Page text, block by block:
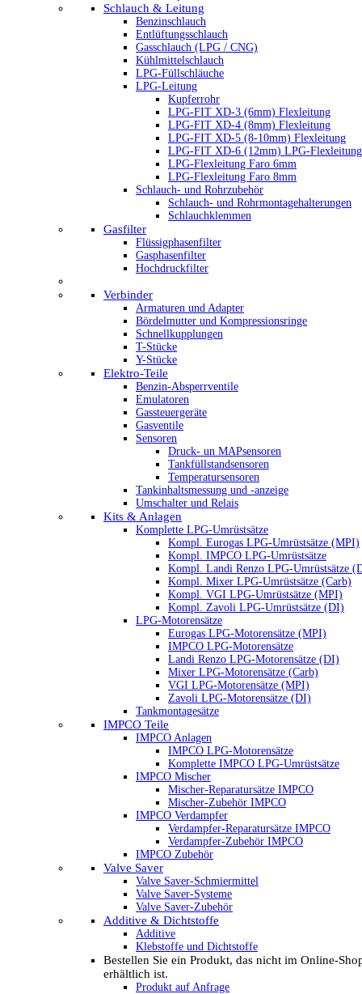
Schlauch & Leitung
Benzinschlauch
Entlüftungsschlauch
Gasschlauch (LPG / CNG)
Kühlmittelschlauch
LPG-Füllschläuche
LPG-Leitung
Kupferrohr
LPG-FIT XD-3 (6mm) Flexleitung
LPG-FIT XD-4 (8mm) Flexleitung
LPG-FIT XD-5 (8-10mm) Flexleitung
LPG-FIT XD-6 (12mm) LPG-Flexleitung
LPG-Flexleitung Faro 6mm
LPG-Flexleitung Faro 8mm
Schlauch- und Rohrzubehör
Schlauch- und Rohrmontagehalterungen
Schlauchklemmen
Gasfilter
Flüssigphasenfilter
Gasphasenfilter
Hochdruckfilter
Verbinder
Armaturen und Adapter
Bördelmutter und Kompressionsringe
Schnellkupplungen
T-Stücke
Y-Stücke
Elektro-Teile
Benzin-Absperrventile
Emulatoren
Gassteuergeräte
Gasventile
Sensoren
Druck- un MAPsensoren
Tankfüllstandsensoren
Temperatursensoren
Tankinhaltsmessung und -anzeige
Umschalter und Relais
Kits & Anlagen
Komplette LPG-Umrüstsätze
Kompl. Eurogas LPG-Umrüstsätze (MPI)
Kompl. IMPCO LPG-Umrüstsätze
Kompl. Landi Renzo LPG-Umrüstsätze
Kompl. Mixer LPG-Umrüstsätze (Carb)
Kompl. VGI LPG-Umrüstsätze (MPI)
Kompl. Zavoli LPG-Umrüstsätze (DI)
LPG-Motorensätze
Eurogas LPG-Motorensätze (MPI)
IMPCO LPG-Motorensätze
Landi Renzo LPG-Motorensätze (DI)
Mixer LPG-Motorensätze (Carb)
VGI LPG-Motorensätze (MPI)
Zavoli LPG-Motorensätze (DI)
Tankmontagesätze
IMPCO Teile
IMPCO Anlagen
IMPCO LPG-Motorensätze
Komplette IMPCO LPG-Umrüstsätze
IMPCO Mischer
Mischer-Reparatursätze IMPCO
Mischer-Zubehör IMPCO
IMPCO Verdampfer
Verdampfer-Reparatursätze IMPCO
Verdampfer-Zubehör IMPCO
IMPCO Zubehör
Valve Saver
Valve Saver-Schmiermittel
Valve Saver-Systeme
Valve Saver-Zubehör
Additive & Dichtstoffe
Additive
Klebstoffe und Dichtstoffe
Bestellen Sie ein Produkt, das nicht im Online-
erhältlich ist.
Produkt auf Anfrage